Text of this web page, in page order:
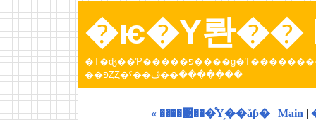
�ѥ�Υ롼��
�Τ�ʤ��Ƥ�����פ����ɡ�Ƭ���������Ƥ����ȥѥ�عԤä��Ȥ��ˤ��ڤ������󡣡֥ѥ�Υ롼
��פȤȤ�ˤ��ڤ��߲�������
« ����᥹���ͤΥ֥��åƥ�| Main |